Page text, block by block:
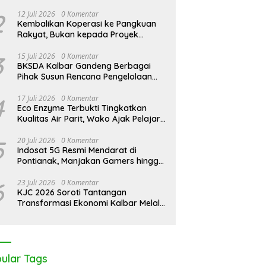
12 Juli 2026 0 Komentar
Kembalikan Koperasi ke Pangkuan
Rakyat, Bukan kepada Proyek
15 Juli 2026 0 Komentar
BKSDA Kalbar Gandeng Berbagai
Pihak Susun Rencana Pengelolaan
Karimata 2027-2036
17 Juli 2026 0 Komentar
Eco Enzyme Terbukti Tingkatkan
Kualitas Air Parit, Wako Ajak Pelajar
20 Juli 2026 0 Komentar
Indosat 5G Resmi Mendarat di
Pontianak, Manjakan Gamers hingga
23 Juli 2026 0 Komentar
KJC 2026 Soroti Tantangan
Transformasi Ekonomi Kalbar Melalui
Tags